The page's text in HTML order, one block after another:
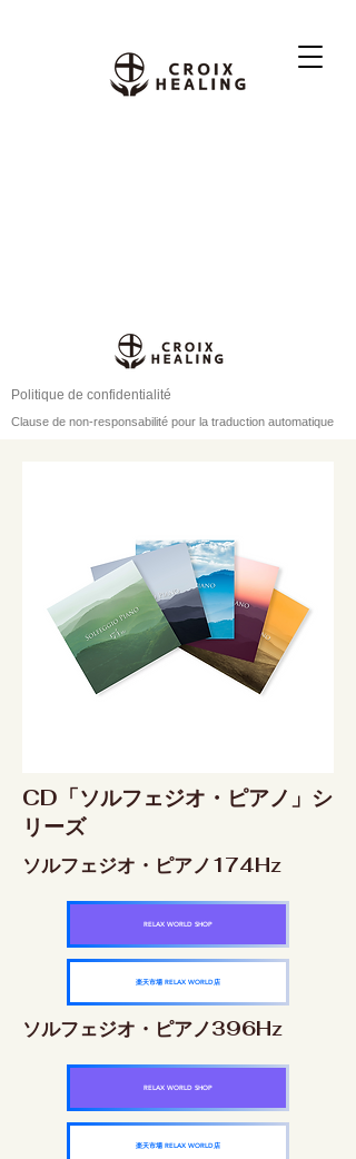
Politique de confidentialité
Clause de non-responsabilité pour la traduction automatique
CD「ソルフェジオ・ピアノ」シ
リーズ
ソルフェジオ・ピアノ174Hz
RELAX WORLD SHOP
楽天市場 RELAX WORLD店
ソルフェジオ・ピアノ396Hz
RELAX WORLD SHOP
楽天市場 RELAX WORLD店